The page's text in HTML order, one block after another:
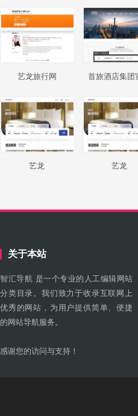
艺龙旅行网 首旅酒店集团
艺龙 艺龙
关于本站
智汇导航 是一个专业的人工编辑网站
分类目录。我们致力于收录互联网上
优秀的网站，为用户提供简单、便捷
的网站导航服务。
感谢您的访问与支持！